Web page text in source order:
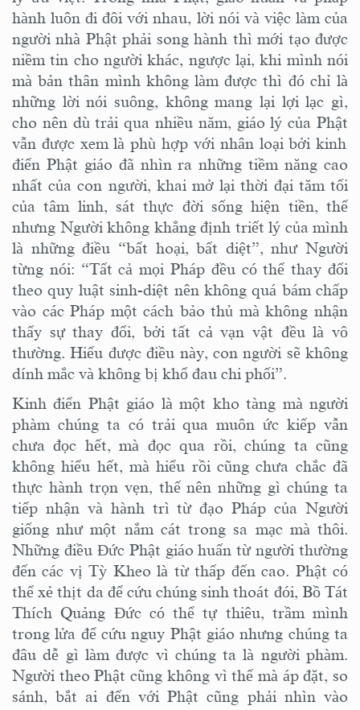
hành luôn đi đôi với nhau, lời nói và việc làm của
ngườinhà Phậtphải song hành thì mới tạo được
niềm tin cho người khác, ngược lại, khi mình nói
mà bản thân mình không làm được thì đó chỉ là
những lời nói suông, không mang lại lợi lạc gì,
cho nên dù trải qua nhiều năm, giáo lý của Phật
vẫn được xem là phù hợp với nhân loại bởi kinh
điển Phật giáo đã nhìn ra những tiềm năng cao
nhất của con người, khai mở lại thời đại tăm tối
của tâm linh, sát thực đời sống hiện tiền, thế
nhưng Người không khẳng định triết lý của mình
là những điều “bất hoại, bất diệt”, như Người
từng nói: “Tất cả mọi Pháp đều có thể thay đổi
theo quy luật sinh-diệt nên không quá bám chấp
vào các Pháp một cách bảo thủ mà không nhận
thấy sự thay đổi, bởi tất cả vạn vật đều là vô
thường. Hiểu được điều này, con người sẽ không
dính mắc và không bị khổ đau chi phối”.
Kinh điển Phậtgiáo là một kho tàng mà người
phàm chúng ta có trải quamuôn ức kiếp vẫn
chưa đọc hết, mà đọc qua rồi, chúng ta cũng
không hiểu hết, mà hiểu rồi cũng chưa chắc đã
thực hành trọn vẹn, thế nên những gì chúng ta
tiếp nhận và hành trì từ đạo Pháp của Người
giống như một nắm cát trong sa mạc mà thôi.
Những điều Đức Phật giáo huấntừ người thường
đến các vị Tỳ Kheolà từ thấp đến cao. Phật có
thể xẻ thịt da để cứu chúng sinh thoát đói, Bồ Tát
Thích Quảng Đức có thể tự thiêu, trầm mình
trong lửa đểcứu nguy Phật giáo nhưng chúng ta
đâu dễ gì làm được vì chúng ta là người phàm.
Người theo Phật cũng không vì thế mà áp đặt, so
sánh, bắtai đến với Phật cũng phải nhìn vào